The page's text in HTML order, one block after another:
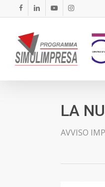
to
main
content
FACEBOOKLINKEDINYOUTUBEINSTAGRAM
LA
AVVISO